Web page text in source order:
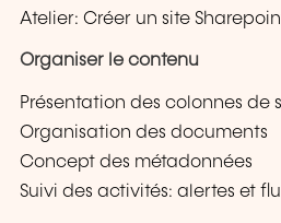
Atelier: Créer un site
Organiser le contenu
Présentation des colonnes de
Organisation des documents
Concept des métadonnées
Suivi des activités: alertes et